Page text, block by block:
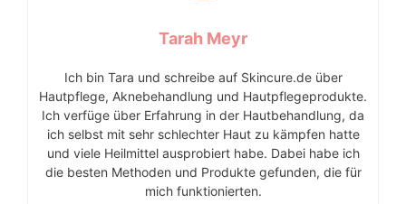
Tarah Meyr
Ich bin Tara und schreibe auf Skincure.de über
Hautpflege, Aknebehandlung und Hautpflegeprodukte.
Ich verfüge über Erfahrung in der Hautbehandlung, da
ich selbst mit sehr schlechter Haut zu kämpfen hatte
und viele Heilmittel ausprobiert habe. Dabei habe ich
die besten Methoden und Produkte gefunden, die für
mich funktionierten.